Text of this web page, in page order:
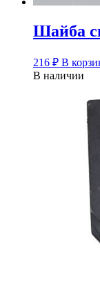
Шайба
216 ₽ В
В наличии